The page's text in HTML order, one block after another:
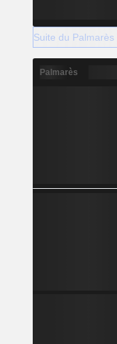
Suite du Palmarès
Palmarès